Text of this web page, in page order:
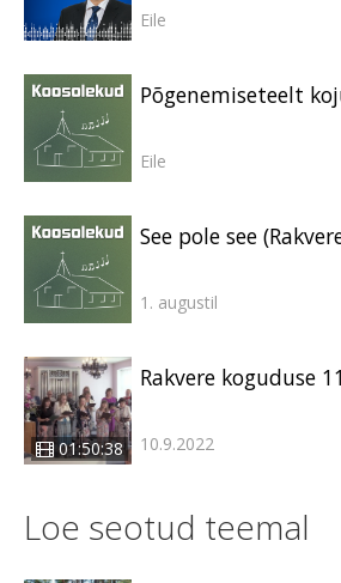
Eile
Põgenemiseteelt
Eile
See pole see
1. augustil
01:50:38
Rakvere koguduse
10.9.2022
Loe seotud teemal